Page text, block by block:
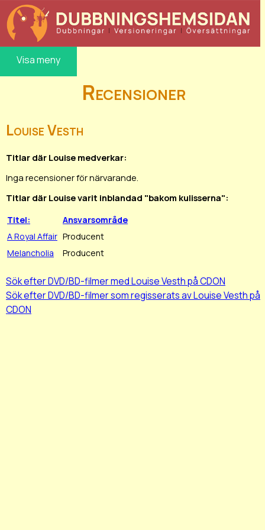
Visa meny
Recensioner
Louise Vesth
Titlar där Louise medverkar:
Inga recensioner för närvarande.
Titlar där Louise varit inblandad "bakom kulisserna":
Titel:
Ansvarsområde
A Royal Affair Producent
Melancholia
Producent
Sök efter DVD/BD-filmer med Louise Vesth på CDON
Sök efter DVD/BD-filmer som regisserats av Louise Vesth på
CDON